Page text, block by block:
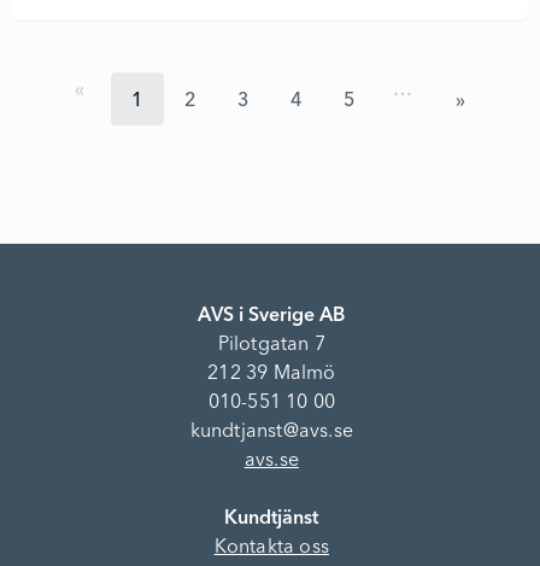
1 2 3 4 5
…
AVS i Sverige AB
Pilotgatan 7
212 39 Malmö
010-551 10 00
kundtjanst@avs.se
avs.se
Kundtjänst
Kontakta oss